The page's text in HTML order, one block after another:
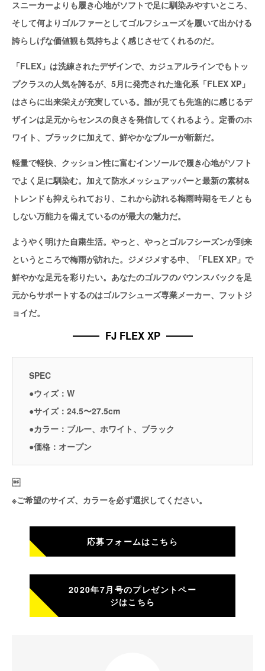
スニーカーよりも履き心地がソフトで足に馴染みやすいところ、
そして何よりゴルファーとしてゴルフシューズを履いて出かける
誇らしげな価値観も気持ちよく感じさせてくれるのだ。
「FLEX」は洗練されたデザインで、カジュアルラインでもトッ
プクラスの人気を誇るが、5月に発売された進化系「FLEX XP」
はさらに出来栄えが充実している。誰が見ても先進的に感じるデ
ザインは足元からセンスの良さを発信してくれるよう。定番のホ
ワイト、ブラックに加えて、鮮やかなブルーが斬新だ。
軽量で軽快、クッション性に富むインソールで履き心地がソフト
でよく足に馴染む。加えて防水メッシュアッパーと最新の素材&
トレンドも抑えられており、これから訪れる梅雨時期をモノとも
しない万能力を備えているのが最大の魅力だ。
ようやく明けた自粛生活。やっと、やっとゴルフシーズンが到来
というところで梅雨が訪れた。ジメジメする中、「FLEX XP」で
鮮やかな足元を彩りたい。あなたのゴルフのバウンスバックを足
元からサポートするのはゴルフシューズ専業メーカー、フットジ
ョイだ。
FJ FLEX XP
SPEC
●ウィズ：W
●サイズ：24.5〜27.5cm
●カラー：ブルー、ホワイト、ブラック
●価格：オープン

※ご希望のサイズ、カラーを必ず選択してください。
応募フォームはこちら
2020年7月号のプレゼントペー
ジはこちら